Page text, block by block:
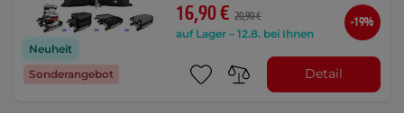
Neuheit
Sonderangebot
16,90 € 20,90 €
auf Lager – 12.8. bei Ihnen
-19%
Detail